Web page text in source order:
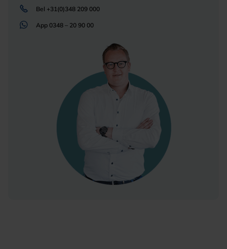
Bel +31(0)348 209 000
App 0348 – 20 90 00